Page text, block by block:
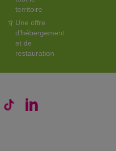
territoire
Une offre
d'hébergement
et de
restauration